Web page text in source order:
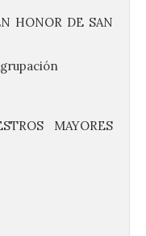
HONOR DE SAN
MAYORES